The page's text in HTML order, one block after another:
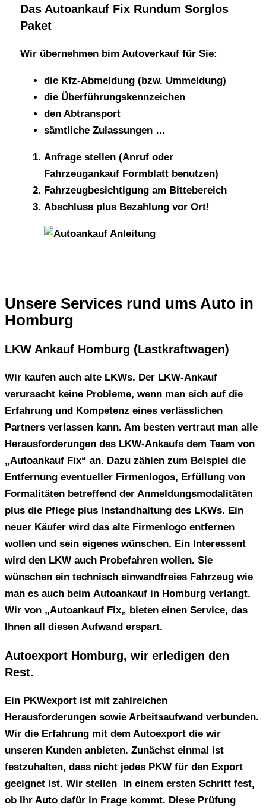
Das Autoankauf Fix Rundum Sorglos
Paket
Wir übernehmen bim Autoverkauf für Sie:
die Kfz-Abmeldung (bzw. Ummeldung)
die Überführungskennzeichen
den Abtransport
sämtliche Zulassungen …
Anfrage stellen(Anruf oder
Fahrzeugankauf Formblatt benutzen)
Fahrzeugbesichtigungam Bittebereich
Abschluss plus Bezahlung vor Ort!
Unsere Services rund ums Auto in
Homburg
LKW Ankauf Homburg (Lastkraftwagen)
Wir kaufen auch alte LKWs. Der LKW-Ankauf
verursacht keine Probleme, wenn man sich auf die
Erfahrung und Kompetenz eines verlässlichen
Partners verlassen kann. Am besten vertraut man alle
Herausforderungen des LKW-Ankaufs dem Team von
„Autoankauf Fix“ an. Dazu zählen zum Beispiel die
Entfernung eventueller Firmenlogos, Erfüllung von
Formalitäten betreffend der Anmeldungsmodalitäten
plus die Pflege plus Instandhaltung des LKWs. Ein
neuer Käufer wird das alte Firmenlogo entfernen
wollen und sein eigenes wünschen. Ein Interessent
wird den LKW auch Probefahren wollen. Sie
wünschen ein technisch einwandfreies Fahrzeug wie
man es auch beim Autoankauf in Homburg verlangt.
Wir von „Autoankauf Fix„ bieten einen Service, das
Ihnen all diesen Aufwand erspart.
Autoexport Homburg, wir erledigen den
Rest.
Ein PKWexport ist mit zahlreichen
Herausforderungen sowie Arbeitsaufwand verbunden.
Wir die Erfahrung mit dem Autoexport die wir
unseren Kunden anbieten. Zunächst einmal ist
festzuhalten, dass nicht jedes PKW für den Export
geeignet ist. Wir stellen in einem ersten Schritt fest,
ob Ihr Auto dafür in Frage kommt. Diese Prüfung